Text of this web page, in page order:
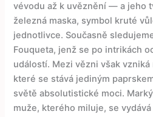
vévodu až k uvěznění — a jeho
železná maska, symbol kruté
jednotlivce. Současně
Fouqueta, jenž se po intrikách
událostí. Mezi vězni však
které se stává jediným
světě absolutistické moci.
muže, kterého miluje, se